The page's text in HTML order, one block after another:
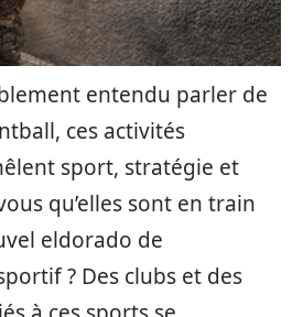
entendu parler de
ces activités
sport, stratégie et
qu’elles sont en train
eldorado de
? Des clubs et des